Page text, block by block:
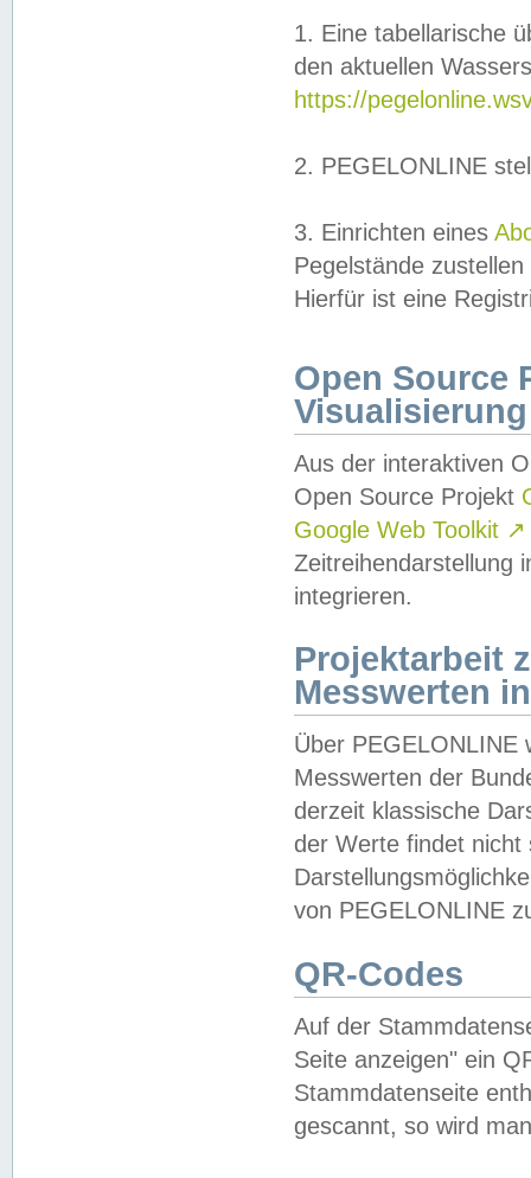
1. Eine tabellarische
den aktuellen
https://
2. PEGELONLINE
3. Einrichten eines
Pegelstände
Hierfür ist eine
Open Source
Visualisierung
Aus der interaktiven
Open Source Projekt
Google Web Toolkit ↗
Zeitreihendarstellung
integrieren.
Projektarbeit
Messwerten
Über PEGELONLINE
Messwerten der
derzeit klassische
der Werte findet
von PEGELONLINE
QR-Codes
Auf der
Seite anzeigen" ein
Stammdatenseite
gescannt, so wird